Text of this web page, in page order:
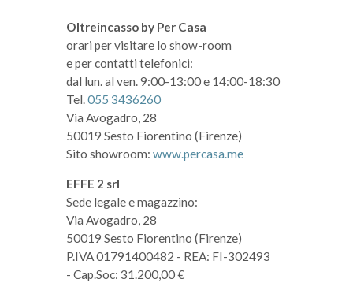
Oltreincasso by Per Casa
orari per visitare lo show-room
e per contatti telefonici:
dal lun. al ven. 9:00-13:00 e 14:00-18:30
Tel.055 3436260
Via Avogadro, 28
50019 Sesto Fiorentino (Firenze)
Sito showroom: www.percasa.me
EFFE 2 srl
Sede legale e magazzino:
Via Avogadro, 28
50019 Sesto Fiorentino (Firenze)
P.IVA 01791400482 - REA: FI-302493
- Cap.Soc: 31.200,00 €